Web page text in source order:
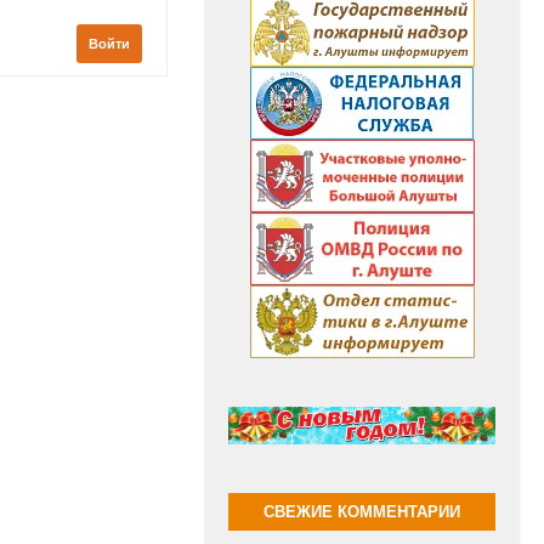
Войти
СВЕЖИЕ КОММЕНТАРИИ